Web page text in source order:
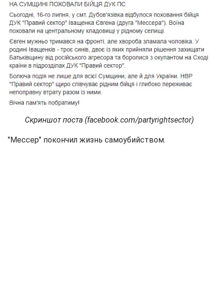
Скриншот поста (facebook.com/partyrightsector)
"Мессер" покончил жизнь самоубийством.